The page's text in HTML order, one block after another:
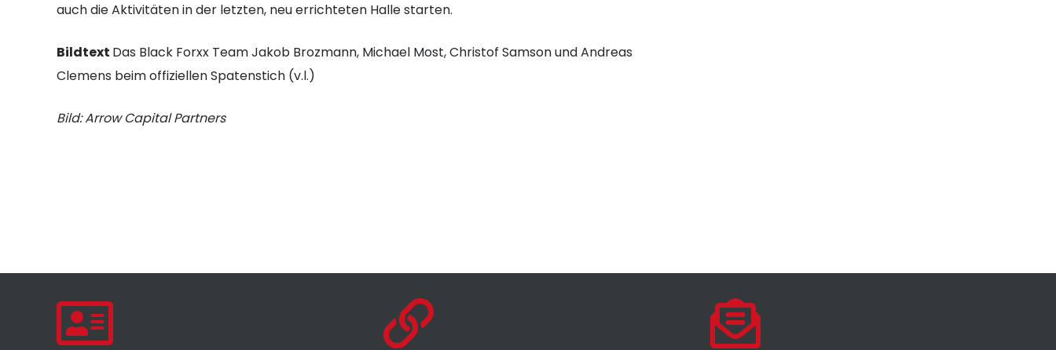
auch die Aktivitäten in der letzten, neu errichteten Halle starten.
Bildtext Das Black Forxx Team Jakob Brozmann, Michael Most, Christof Samson und Andreas
Clemens beim offiziellen Spatenstich (v.l.)
Bild: Arrow Capital Partners